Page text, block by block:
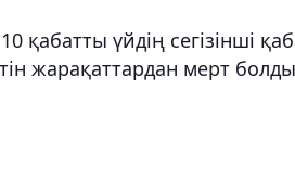
қабатты үйдің сегізінші
жарақаттардан мерт